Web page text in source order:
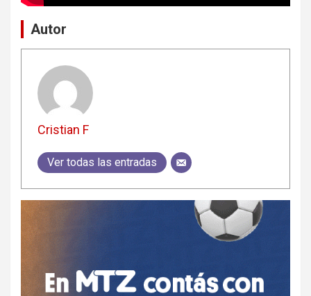
Autor
Cristian F
Ver todas las entradas